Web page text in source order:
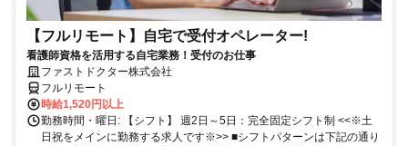
【フルリモート】自宅で受付オペレーター!
看護師資格を活用する自宅業務！受付のお仕事
ファストドクター株式会社
フルリモート
時給1,520円以上
勤務時間・曜日: 【シフト】 週2日～5日：完全固定シフト制 <<※土
日祝をメインに勤務する求人です※>> ■シフトパターンは下記の通り